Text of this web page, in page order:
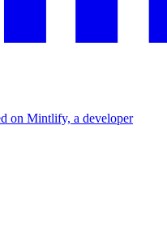
on Mintlify, a developer